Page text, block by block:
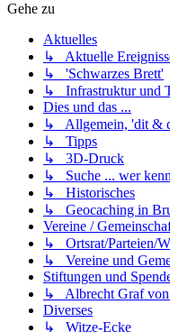
Gehe zu
Aktuelles
↳ Aktuelle
↳ 'Schwarzes Brett'
↳ Infrastruktur und
Dies und das ...
↳ Allgemein, 'dit &
↳ Tipps
↳ 3D-Druck
↳ Suche ... wer
↳ Historisches
↳ Geocaching in
Vereine /
↳ Ortsrat/Parteien/
↳ Vereine und
Stiftungen und
↳ Albrecht Graf von
Diverses
↳ Witze-Ecke